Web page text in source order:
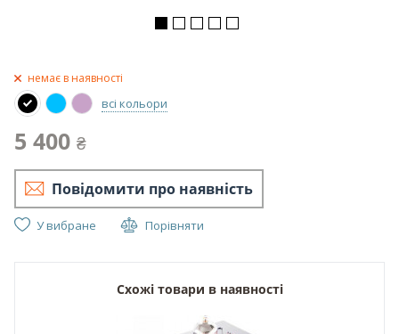
немає в наявності
всі кольори
5 400 ₴
Повідомити про наявність
У вибране Порівняти
Схожі товари в наявності